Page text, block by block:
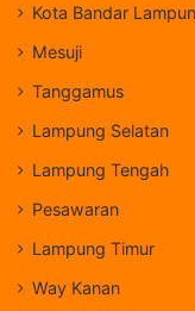
Kota Bandar
Mesuji
Tanggamus
Lampung Selatan
Lampung Tengah
Pesawaran
Lampung Timur
Way Kanan